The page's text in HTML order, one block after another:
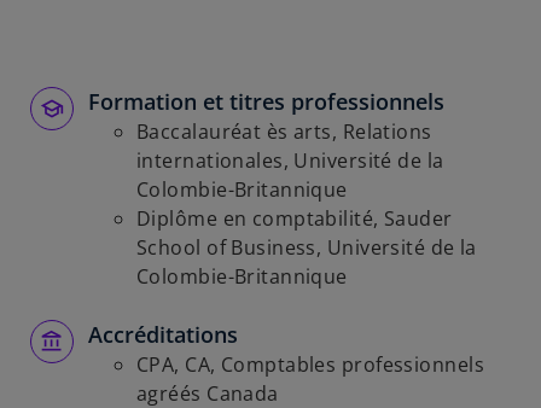
Formation et titres professionnels
Baccalauréat ès arts, Relations
internationales, Université de la
Colombie-Britannique
Diplôme en comptabilité, Sauder
School of Business, Université de la
Colombie-Britannique
Accréditations
CPA, CA, Comptables professionnels
agréés Canada